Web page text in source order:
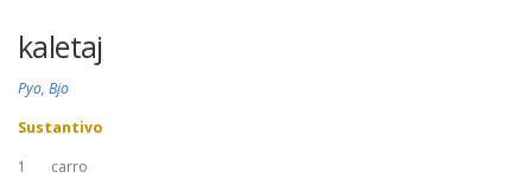
kaletaj
Pyo, Bjo
Sustantivo
1
carro